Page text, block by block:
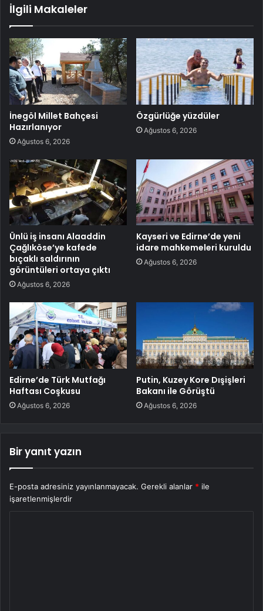
İlgili Makaleler
İnegöl Millet Bahçesi
Hazırlanıyor
Ağustos 6, 2026
Özgürlüğe yüzdüler
Ağustos 6, 2026
Ünlü iş insanı Alaaddin
Çağlıköse’ye kafede
bıçaklı saldırının
görüntüleri ortaya çıktı
Ağustos 6, 2026
Kayseri ve Edirne’de yeni
idare mahkemeleri kuruldu
Ağustos 6, 2026
Edirne’de Türk Mutfağı
Haftası Coşkusu
Ağustos 6, 2026
Putin, Kuzey Kore Dışişleri
Bakanı ile Görüştü
Ağustos 6, 2026
Bir yanıt yazın
E-posta adresiniz yayınlanmayacak. Gerekli alanlar * ile
işaretlenmişlerdir